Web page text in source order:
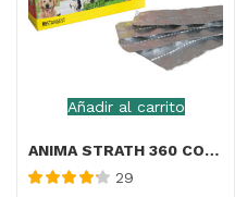
Añadir al carrito
ANIMA STRATH 360 COMPRIMIDOS | SUPLEMENTO ALIMENTICIO PARA PERROS, GATOS
29